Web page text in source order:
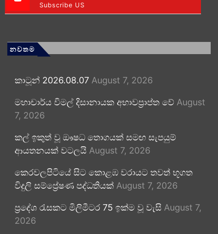
Subscribe US
නවතම
කාටූන් 2026.08.07 August 7, 2026
මහාචාර්ය විමල් දිසානායක අභාවප්‍රාප්ත වේ August
7, 2026
කල් ඉකුත් වූ ඖෂධ තොගයක් සමඟ සැපයුම්
ආයතනයක් වටලයි August 7, 2026
කෙරවලපිටියේ සිට කොළඹ වරායට තවත් භූගත
විදුලි සම්ප්‍රේෂණ පද්ධතියක් August 7, 2026
ප්‍රදේශ රැසකට මිලිමීටර 75 ඉක්ම වූ වැසි August 7,
2026